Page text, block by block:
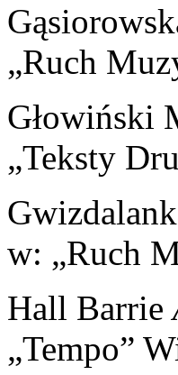
„Ruch
Głowiński
„Teksty
w: „Ruch
Hall Barrie
„Tempo”